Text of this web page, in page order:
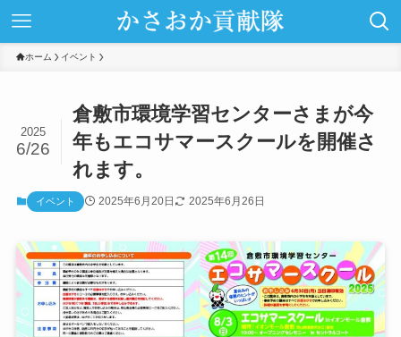
ホーム イベント
倉敷市環境学習センターさまが今
年もエコサマースクールを開催さ
れます。
2025
6/26
イベント 2025年6月20日 2025年6月26日